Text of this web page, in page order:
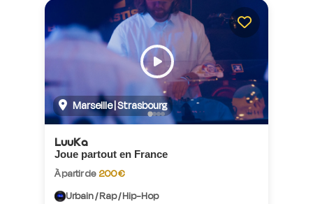
Marseille | Strasbourg
LuuKa
Joue partout en France
À partir de 200 €
Urbain / Rap / Hip-Hop